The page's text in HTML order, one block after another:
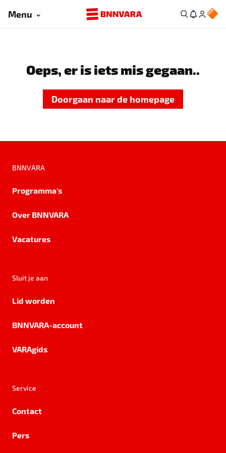
Menu
Oeps, er is iets mis gegaan..
Doorgaan naar de homepage
BNNVARA
Programma's
Over BNNVARA
Vacatures
Sluit je aan
Lid worden
BNNVARA-account
VARAgids
Service
Contact
Pers